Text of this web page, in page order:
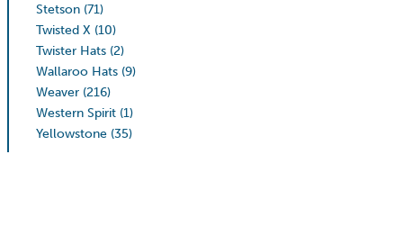
Stetson (71)
Twisted X (10)
Twister Hats (2)
Wallaroo Hats (9)
Weaver (216)
Western Spirit (1)
Yellowstone (35)